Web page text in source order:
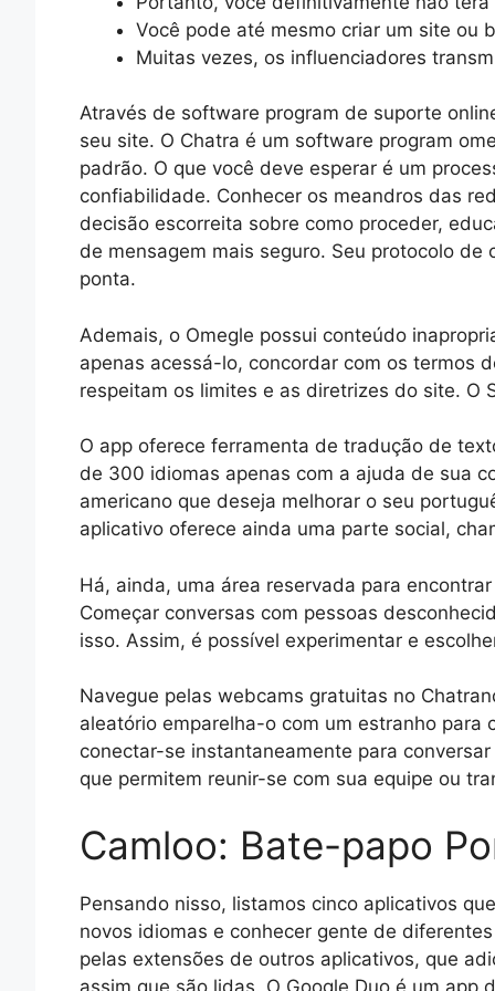
Você pode até mesmo criar um site ou
Muitas vezes, os influenciadores
Através de software program de suporte
seu site. O Chatra é um software program
padrão. O que você deve esperar é um
confiabilidade. Conhecer os meandros das
decisão escorreita sobre como proceder,
de mensagem mais seguro. Seu protocolo
ponta.
Ademais, o Omegle possui conteúdo
apenas acessá-lo, concordar com os termos
respeitam os limites e as diretrizes do site. O
O app oferece ferramenta de tradução de
de 300 idiomas apenas com a ajuda de sua
americano que deseja melhorar o seu
aplicativo oferece ainda uma parte social,
Há, ainda, uma área reservada para
Começar conversas com pessoas
isso. Assim, é possível experimentar e
Navegue pelas webcams gratuitas no
aleatório emparelha-o com um estranho para
conectar-se instantaneamente para
que permitem reunir-se com sua equipe ou
Camloo: Bate-papo
Pensando nisso, listamos cinco aplicativos
novos idiomas e conhecer gente de
pelas extensões de outros aplicativos, que
assim que são lidas. O Google Duo é um